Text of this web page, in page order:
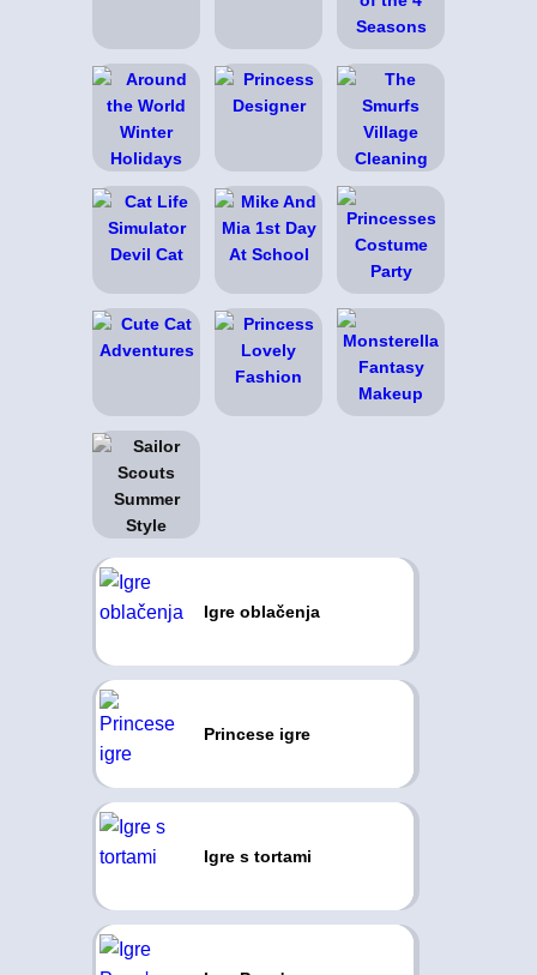
Igre oblačenja
Princese igre
Igre s tortami